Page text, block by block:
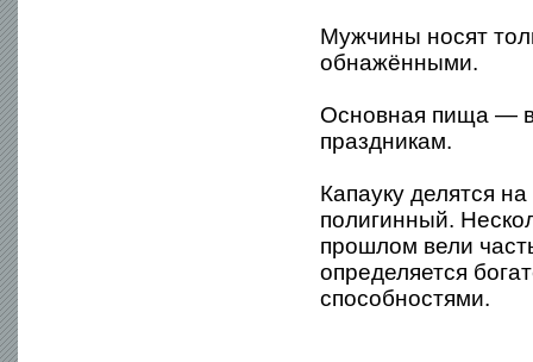
Мужчины носят
обнажёнными.
Основная пища —
праздникам.
Капауку делятся
полигинный.
прошлом вели
определяется
способностями.